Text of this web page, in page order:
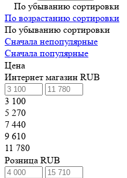
По убыванию сортировки
По возрастанию сортировки
По убыванию сортировки
Сначала непопулярные
Сначала популярные
Цена
Интернет магазин RUB
3 100
5 270
7 440
9 610
11 780
Розница RUB